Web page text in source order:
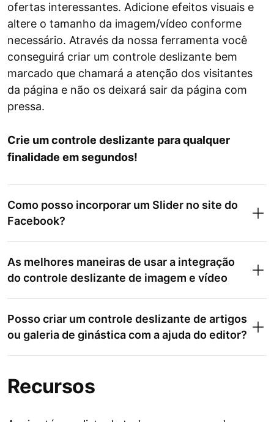
ofertas interessantes. Adicione efeitos visuais e
altere o tamanho da imagem/vídeo conforme
necessário. Através da nossa ferramenta você
conseguirá criar um controle deslizante bem
marcado que chamará a atenção dos visitantes
da página e não os deixará sair da página com
pressa.
Crie um controle deslizante para qualquer
finalidade em segundos!
Como posso incorporar um Slider no site do
Facebook?
As melhores maneiras de usar a integração
do controle deslizante de imagem e vídeo
Posso criar um controle deslizante de artigos
ou galeria de ginástica com a ajuda do editor?
Recursos